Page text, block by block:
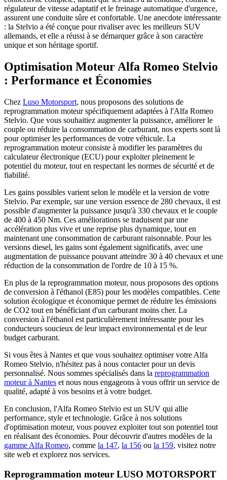
régulateur de vitesse adaptatif et le freinage automatique d'urgence,
assurent une conduite sûre et confortable. Une anecdote intéressante
: la Stelvio a été conçue pour rivaliser avec les meilleurs SUV
allemands, et elle a réussi à se démarquer grâce à son caractère
unique et son héritage sportif.
Optimisation Moteur Alfa Romeo Stelvio
: Performance et Économies
Chez Luso Motorsport, nous proposons des solutions de
reprogrammation moteur spécifiquement adaptées à l'Alfa Romeo
Stelvio. Que vous souhaitiez augmenter la puissance, améliorer le
couple ou réduire la consommation de carburant, nos experts sont là
pour optimiser les performances de votre véhicule. La
reprogrammation moteur consiste à modifier les paramètres du
calculateur électronique (ECU) pour exploiter pleinement le
potentiel du moteur, tout en respectant les normes de sécurité et de
fiabilité.
Les gains possibles varient selon le modèle et la version de votre
Stelvio. Par exemple, sur une version essence de 280 chevaux, il est
possible d'augmenter la puissance jusqu'à 330 chevaux et le couple
de 400 à 450 Nm. Ces améliorations se traduisent par une
accélération plus vive et une reprise plus dynamique, tout en
maintenant une consommation de carburant raisonnable. Pour les
versions diesel, les gains sont également significatifs, avec une
augmentation de puissance pouvant atteindre 30 à 40 chevaux et une
réduction de la consommation de l'ordre de 10 à 15 %.
En plus de la reprogrammation moteur, nous proposons des options
de conversion à l'éthanol (E85) pour les modèles compatibles. Cette
solution écologique et économique permet de réduire les émissions
de CO2 tout en bénéficiant d'un carburant moins cher. La
conversion à l'éthanol est particulièrement intéressante pour les
conducteurs soucieux de leur impact environnemental et de leur
budget carburant.
Si vous êtes à Nantes et que vous souhaitez optimiser votre Alfa
Romeo Stelvio, n'hésitez pas à nous contacter pour un devis
personnalisé. Nous sommes spécialisés dans la reprogrammation
moteur à Nantes et nous nous engageons à vous offrir un service de
qualité, adapté à vos besoins et à votre budget.
En conclusion, l'Alfa Romeo Stelvio est un SUV qui allie
performance, style et technologie. Grâce à nos solutions
d'optimisation moteur, vous pouvez exploiter tout son potentiel tout
en réalisant des économies. Pour découvrir d'autres modèles de la
gamme Alfa Romeo, comme la 147, la 156 ou la 159, visitez notre
site web et explorez nos services.
Reprogrammation moteur LUSO MOTORSPORT